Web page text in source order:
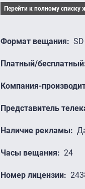
Перейти к полному списку
Формат вещания SD
Платный/бесплатный
Компания-
Представитель
Наличие рекламы
Часы вещания 24
Номер лицензии